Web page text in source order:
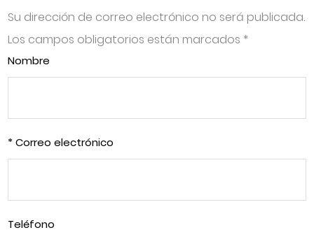
Su dirección de correo electrónico no será publicada.
Los campos obligatorios están marcados *
Nombre
* Correo electrónico
Teléfono